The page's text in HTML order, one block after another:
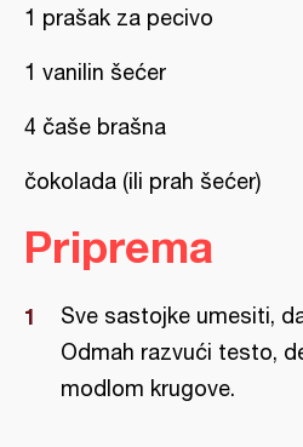
1 prašak za pecivo
1 vanilin šećer
4 čaše brašna
čokolada (ili prah šećer)
Priprema
Sve sastojke umesiti,
Odmah razvući testo,
modlom krugove.